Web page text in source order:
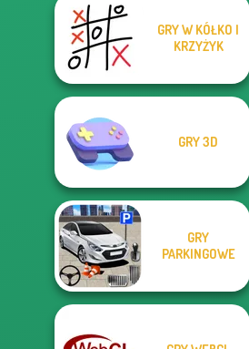
GRY W KÓŁKO I
KRZYŻYK
GRY 3D
GRY
PARKINGOWE